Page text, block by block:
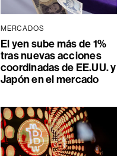
MERCADOS
El yen sube más de 1%
tras nuevas acciones
coordinadas de EE.UU. y
Japón en el mercado